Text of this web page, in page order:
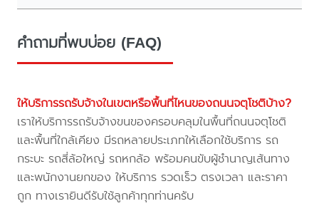
คำถามที่พบบ่อย (FAQ)
ให้บริการรถรับจ้างในเขตหรือพื้นที่ไหนของถนนจตุโชติบ้าง?
เราให้บริการรถรับจ้างขนของครอบคลุมในพื้นที่ถนนจตุโชติ
และพื้นที่ใกล้เคียง มีรถหลายประเภทให้เลือกใช้บริการ รถ
กระบะ รถสี่ล้อใหญ่ รถหกล้อ พร้อมคนขับผู้ชำนาญเส้นทาง
และพนักงานยกของ ให้บริการ รวดเร็ว ตรงเวลา และราคา
ถูก ทางเรายินดีรับใช้ลูกค้าทุกท่านครับ